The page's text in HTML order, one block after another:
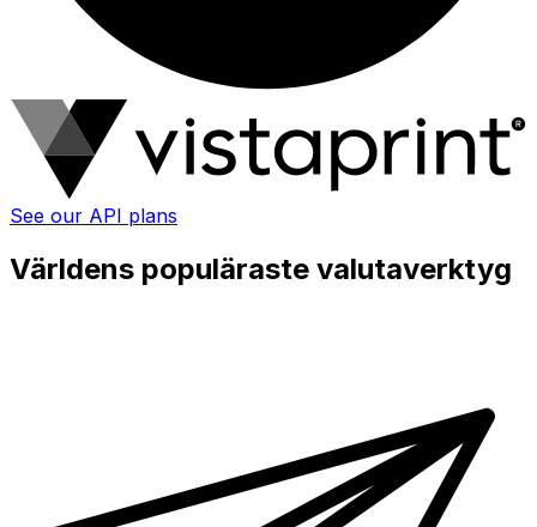
See our API plans
Världens populäraste valutaverktyg